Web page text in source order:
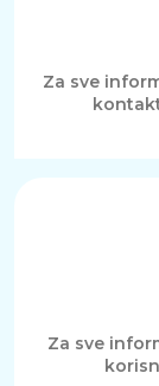
Za sve
Za sve